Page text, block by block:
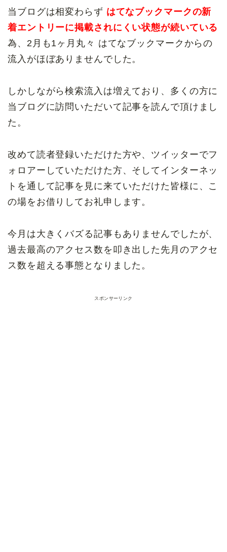
当ブログは相変わらず はてなブックマークの新
着エントリーに掲載されにくい状態が続いている
為、2月も1ヶ月丸々 はてなブックマークからの
流入がほぼありませんでした。
しかしながら検索流入は増えており、多くの方に
当ブログに訪問いただいて記事を読んで頂けまし
た。
改めて読者登録いただけた方や、ツイッターでフ
ォロアーしていただけた方、そしてインターネッ
トを通して記事を見に来ていただけた皆様に、こ
の場をお借りしてお礼申します。
今月は大きくバズる記事もありませんでしたが、
過去最高のアクセス数を叩き出した先月のアクセ
ス数を超える事態となりました。
スポンサーリンク